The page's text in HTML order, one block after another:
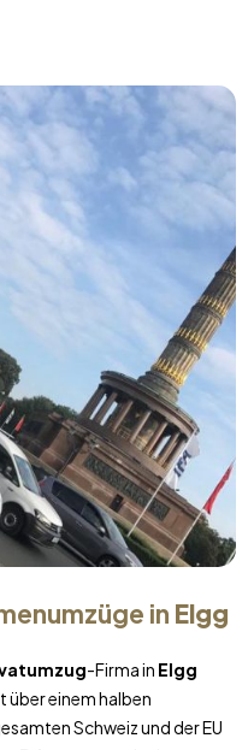
in Elgg
-Firma in Elgg
über einem halben
Schweiz und der EU